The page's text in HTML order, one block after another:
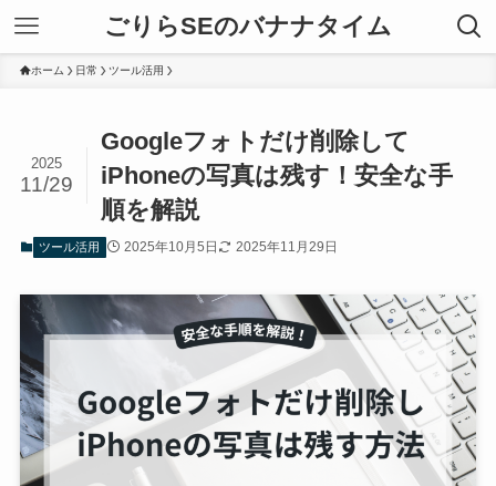
ごりらSEのバナナタイム
ホーム 日常 ツール活用
Googleフォトだけ削除して
iPhoneの写真は残す！安全な手
順を解説
2025
11/29
ツール活用 2025年10月5日 2025年11月29日